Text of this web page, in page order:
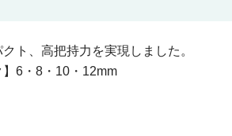
ト、高把持力を実現しました。
】6・8・10・12mm